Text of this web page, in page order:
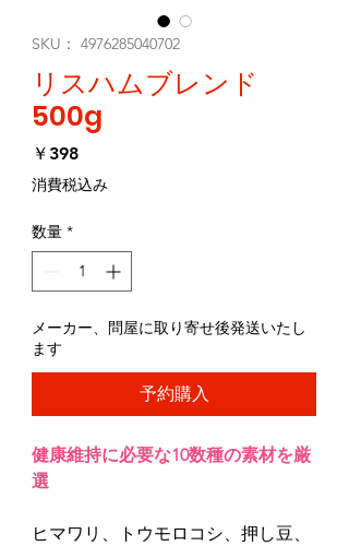
SKU： 4976285040702
リスハムブレンド
500g
￥398価
格
消費税込み
数量 *
メーカー、問屋に取り寄せ後発送いたし
ます
予約購入
健康維持に必要な10数種の素材を厳
選
ヒマワリ、トウモロコシ、押し豆、